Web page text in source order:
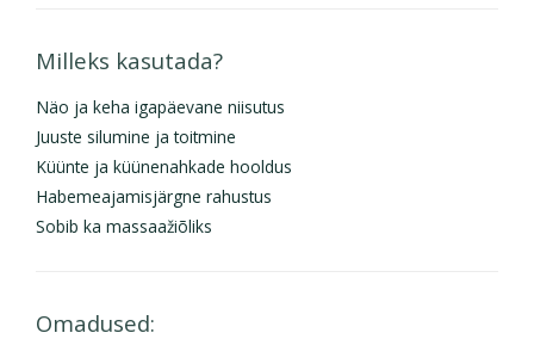
Milleks kasutada?
Näo ja keha igapäevane niisutus
Juuste silumine ja toitmine
Küünte ja küünenahkade hooldus
Habemeajamisjärgne rahustus
Sobib ka massaažiõliks
Omadused: